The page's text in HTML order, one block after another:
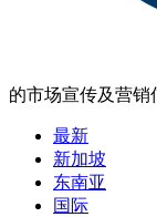
的市场宣传及营销
最新
新加坡
东南亚
国际